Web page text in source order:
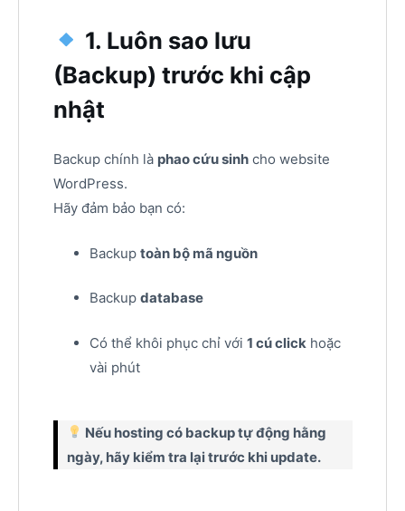
1. Luôn sao lưu
(Backup) trước khi cập
nhật
Backup chính là phao cứu sinhcho website
WordPress.
Hãy đảm bảo bạn có:
Backup toàn bộ mã nguồn
Backup database
Có thể khôi phục chỉ với 1 cú click hoặc
vài phút
Nếu hosting có backup tự động hằng
ngày, hãy kiểm tra lại trước khi update.